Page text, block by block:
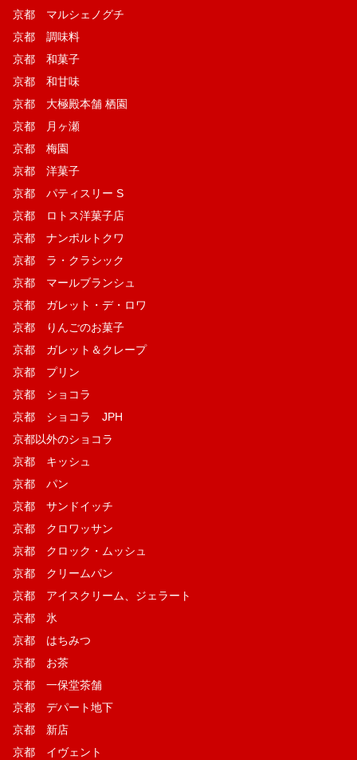
京都 マルシェノグチ
京都 調味料
京都 和菓子
京都 和甘味
京都 大極殿本舗 栖園
京都 月ヶ瀬
京都 梅園
京都 洋菓子
京都 パティスリー S
京都 ロトス洋菓子店
京都 ナンポルトクワ
京都 ラ・クラシック
京都 マールブランシュ
京都 ガレット・デ・ロワ
京都 りんごのお菓子
京都 ガレット＆クレープ
京都 プリン
京都 ショコラ
京都 ショコラ JPH
京都以外のショコラ
京都 キッシュ
京都 パン
京都 サンドイッチ
京都 クロワッサン
京都 クロック・ムッシュ
京都 クリームパン
京都 アイスクリーム、ジェラート
京都 氷
京都 はちみつ
京都 お茶
京都 一保堂茶舗
京都 デパート地下
京都 新店
京都 イヴェント